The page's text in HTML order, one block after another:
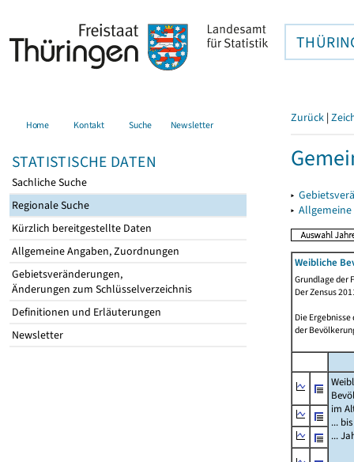
Home Kontakt Suche Newsletter
STATISTISCHE DATEN
Sachliche Suche
Regionale Suche
Kürzlich bereitgestellte Daten
Allgemeine Angaben, Zuordnungen
Gebietsveränderungen,
Änderungen zum Schlüsselverzeichnis
Definitionen und Erläuterungen
Newsletter
Zurück |
▸
▸
Weibliche
Grundlage der
Der Zensus
Die
der
im
...
...